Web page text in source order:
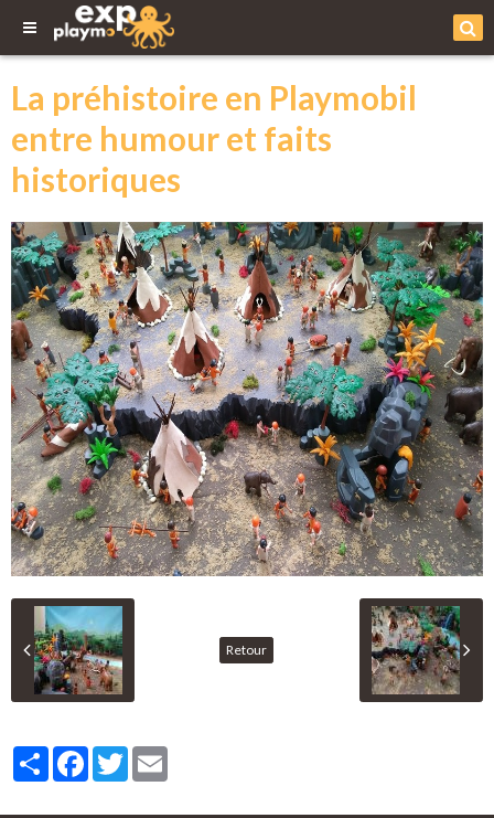
La préhistoire en Playmobil
entre humour et faits
historiques
Retour
PartagerFacebook
Twitter